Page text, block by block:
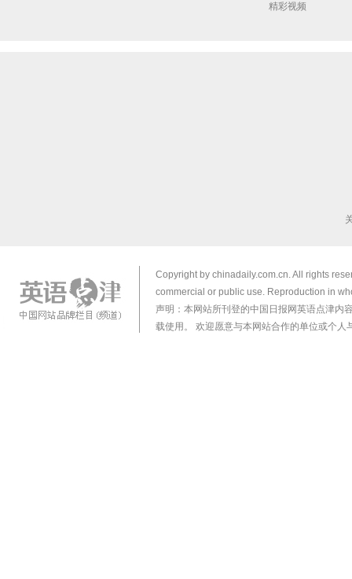
精彩视频
Copyright by chinadaily.com.cn. All rights
commercial or public use. Reproduction in
声明：本网站所刊登的中国日报网英语点津内
载使用。 欢迎愿意与本网站合作的单位或个人